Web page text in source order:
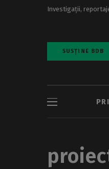
Investigații,
SUSȚINE BDB